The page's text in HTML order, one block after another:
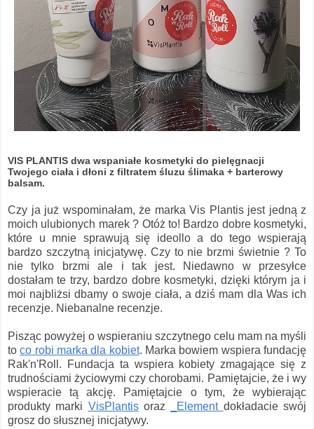
VIS PLANTIS dwa wspaniałe kosmetyki do pielęgnacji
Twojego ciała i dłoni z filtratem śluzu ślimaka + barterowy
balsam.
Czy ja już wspominałam, że marka Vis Plantis jest jedną z
moich ulubionych marek ? Otóż to! Bardzo dobre kosmetyki,
które u mnie sprawują się ideollo a do tego wspierają
bardzo szczytną inicjatywę. Czy to nie brzmi świetnie ? To
nie tylko brzmi ale i tak jest. Niedawno w przesyłce
dostałam te trzy, bardzo dobre kosmetyki, dzięki którym ja i
moi najbliżsi dbamy o swoje ciała, a dziś mam dla Was ich
recenzje. Niebanalne recenzje.
Pisząc powyżej o wspieraniu szczytnego celu mam na myśli
toco robi marka dla kobiet. Marka bowiem wspiera fundację
Rak'n'Roll. Fundacja ta wspiera kobiety zmagające się z
trudnościami życiowymi czy chorobami. Pamiętajcie, że i wy
wspieracie tą akcję. Pamiętajcie o tym, że wybierając
produkty marki VisPlantisoraz _Element dokładacie swój
grosz do słusznej inicjatywy.